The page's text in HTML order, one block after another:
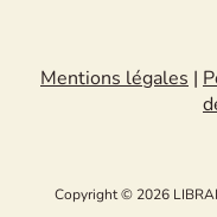
Mentions légales |
Copyright © 2026